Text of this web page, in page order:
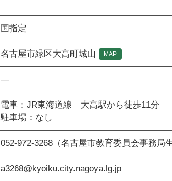
国指定
名古屋市緑区大高町城山 MAP
―
電車：JR東海道線 大高駅から徒歩11分
駐車場：なし
052-972-3268（名古屋市教育委員会事務局
a3268@kyoiku.city.nagoya.lg.jp